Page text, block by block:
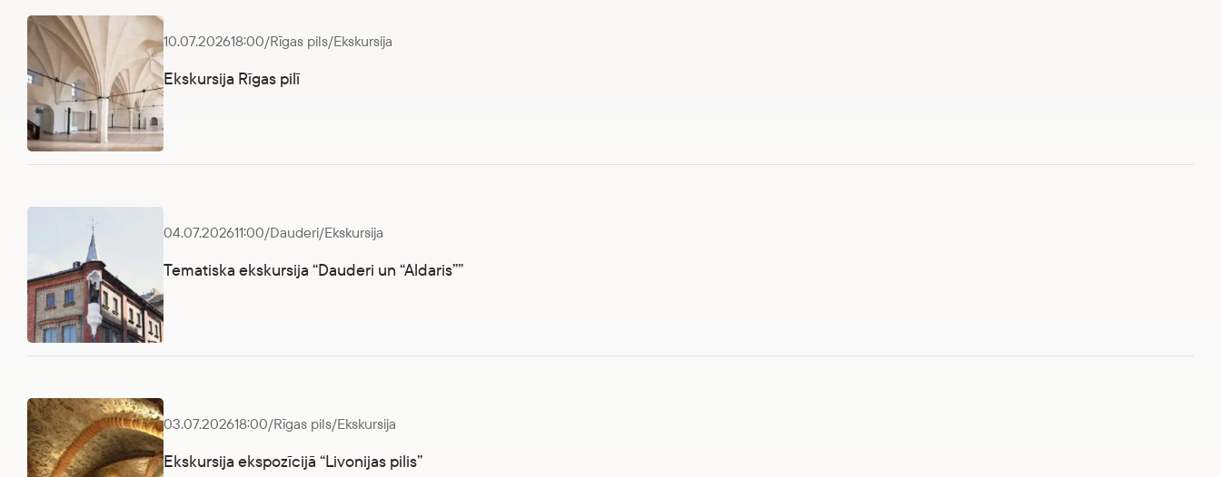
Ekskursija Rīgas pilī
10.07.202618:00/Rīgas pils/Ekskursija
Ekskursija Rīgas pilī
Tematiska ekskursija “Dauderi un “Aldaris””
04.07.202611:00/Dauderi/Ekskursija
Tematiska ekskursija “Dauderi un “Aldaris””
03.07.202618:00/Rīgas pils/Ekskursija
Ekskursija ekspozīcijā “Livonijas pilis”